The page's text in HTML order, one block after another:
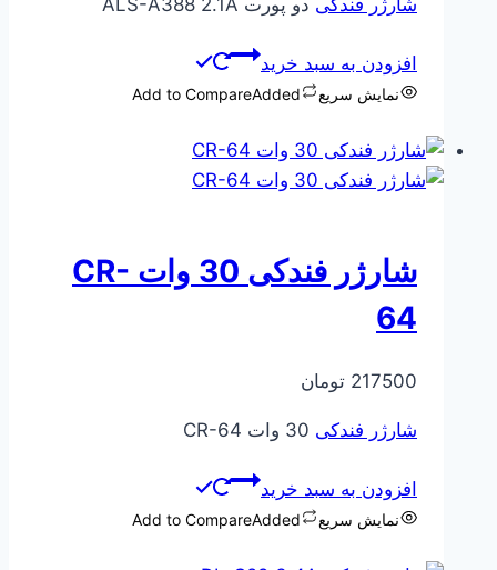
افزودن به سبد خرید
نمایش سریع Add to CompareAdded
شارژر فندکی 30 وات CR-
64
217500 تومان
شارژر فندکی
افزودن به سبد خرید
نمایش سریع Add to CompareAdded